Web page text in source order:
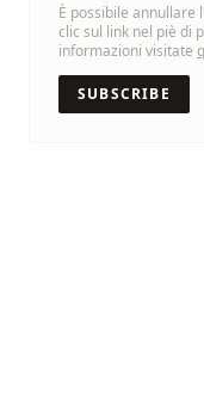
È possibile annullare
clic sul link nel piè di
informazioni visitate